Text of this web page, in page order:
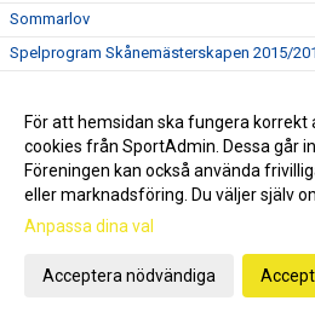
Sommarlov
Spelprogram Skånemästerskapen 2015/
Ny kanslist till BIBK!
Victor slutar...
Gå till Webbversion
För att hemsidan ska fungera korrekt
cookies från SportAdmin. Dessa går
Föreningen kan också använda
eller marknadsföring. Du väljer själv
Anpassa dina val
Acceptera nödvändiga